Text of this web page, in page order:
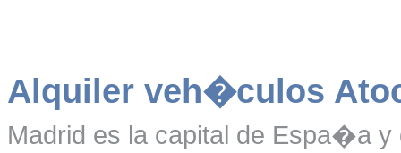
Alquiler veh�culos
Madrid es la capital de Espa�a y